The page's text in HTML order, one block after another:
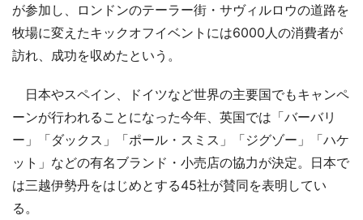
が参加し、ロンドンのテーラー街・サヴィルロウの道路を
牧場に変えたキックオフイベントには6000人の消費者が
訪れ、成功を収めたという。
日本やスペイン、ドイツなど世界の主要国でもキャンペ
ーンが行われることになった今年、英国では「バーバリ
ー」「ダックス」「ポール・スミス」「ジグゾー」「ハケ
ット」などの有名ブランド・小売店の協力が決定。日本で
は三越伊勢丹をはじめとする45社が賛同を表明してい
る。